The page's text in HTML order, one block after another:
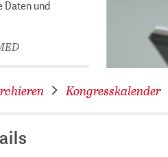
Daten und
Kongresskalender